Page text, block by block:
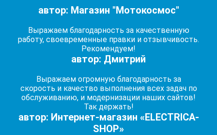
автор: Магазин "Мотокосмос"
Выражаем благодарность за качественную
работу, своевременные правки и отзывчивость.
Рекомендуем!
автор: Дмитрий
Выражаем огромную благодарность за
скорость и качество выполнения всех задач по
обслуживанию, и модернизации наших сайтов!
Так держать!
автор: Интернет-магазин «ELECTRICA-
SHOP»